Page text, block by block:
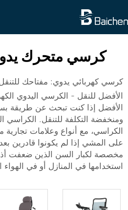
كرسي متحرك
كرسي كهربائي يدوي: مفتاحك
الأفضل للنقل - الكرسي اليدوي
الأفضل إذا كنت تبحث عن طريقة
ومنخفضة التكلفة للتنقل. الكراسي
الكراسي، مع أنواع وعلامات
على المشي إذا لم يكونوا قادرين
مخصصة لكبار السن الذين ضعفت
استخدامها في المنازل أو في